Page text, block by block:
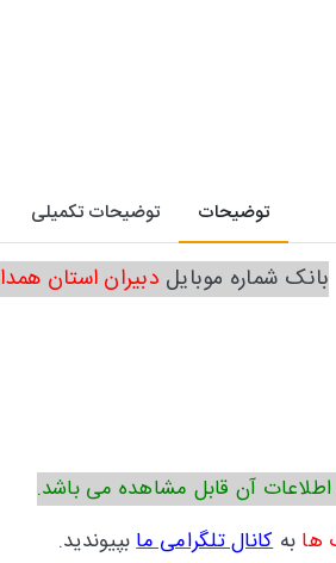
توضیحات توضیحات تکمیلی
بانک شماره موبایل دبیران استان
آن قابل مشاهده می باشد.
ها بهکانال تلگرامی مابپیوندید.